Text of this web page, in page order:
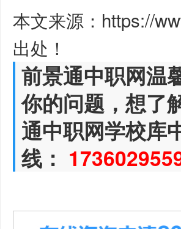
本文来源：https://
出处！
前景通中职网温
你的问题，想了
通中职网学校库
线：